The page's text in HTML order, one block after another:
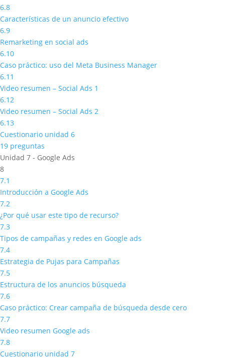
6.8
Características de un anuncio efectivo
6.9
Remarketing en social ads
6.10
Caso práctico: uso del Meta Business Manager
6.11
Video resumen – Social Ads 1
6.12
Video resumen – Social Ads 2
6.13
Cuestionario unidad 6
19 preguntas
Unidad 7 - Google Ads
8
7.1
Introducción a Google Ads
7.2
¿Por qué usar este tipo de recurso?
7.3
Tipos de campañas y redes en Google ads
7.4
Estrategia de Pujas para Campañas
7.5
Estructura de los anuncios búsqueda
7.6
Caso práctico: Crear campaña de búsqueda desde cero
7.7
Video resumen Google ads
7.8
Cuestionario unidad 7